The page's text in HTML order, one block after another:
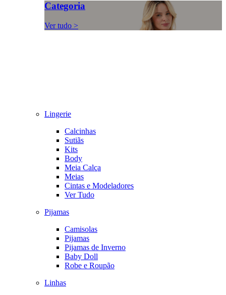
Categoria
Ver tudo >
Lingerie
Calcinhas
Sutiãs
Kits
Body
Meia Calça
Meias
Cintas e Modeladores
Ver Tudo
Pijamas
Camisolas
Pijamas
Pijamas de Inverno
Baby Doll
Robe e Roupão
Linhas